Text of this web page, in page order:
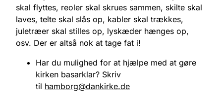
skal flyttes, reoler skal skrues sammen, skilte skal
laves, telte skal slås op, kabler skal trækkes,
juletræer skal stilles op, lyskæder hænges op,
osv. Der er altså nok at tage fat i!
Har du mulighed for at hjælpe med at gøre
kirken basarklar? Skriv
til hamborg@dankirke.de